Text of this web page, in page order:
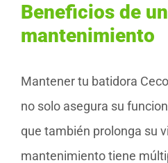
Beneficios de
mantenimiento
Mantener tu batidora
no solo asegura su
que también prolonga su
mantenimiento tiene